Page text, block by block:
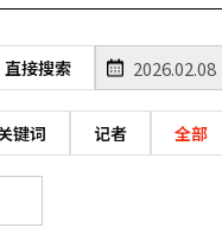
直接搜索
键词 记者 全部